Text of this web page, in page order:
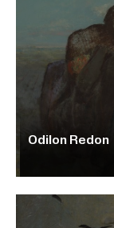
Odilon Redon